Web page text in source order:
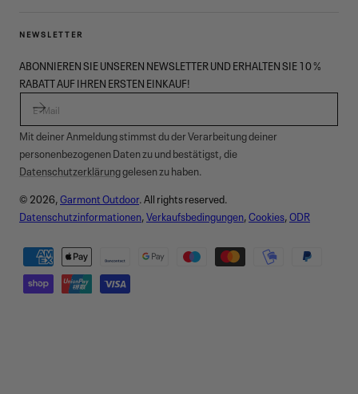
NEWSLETTER
ABONNIEREN SIE UNSEREN NEWSLETTER UND ERHALTEN SIE 10 %
RABATT AUF IHREN ERSTEN EINKAUF!
Mit deiner Anmeldung stimmst du der Verarbeitung deiner
personenbezogenen Daten zu und bestätigst, die
Datenschutzerklärunggelesen zu haben.
© 2026,Garmont Outdoor. All rights reserved.
Datenschutzinformationen,Verkaufsbedingungen,Cookies,ODR
Zahlungsmethoden